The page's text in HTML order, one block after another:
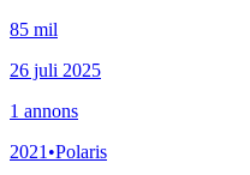
85 mil
26 juli 2025
1 annons
2021 •Polaris